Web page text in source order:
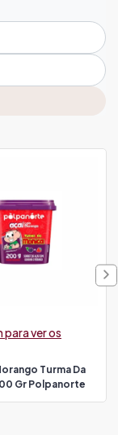
Turma Da
Gr Polpanorte
para ver os